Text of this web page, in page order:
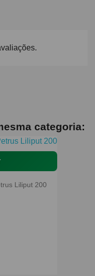
categoria:
Liliput 200